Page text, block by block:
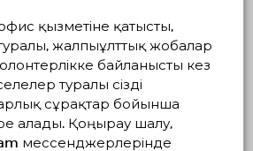
қызметіне қатысты,
жалпыұлттық жобалар
байланысты кез
туралы сізді
сұрақтар бойынша
алады. Қоңырау шалу,
мессенджерлерінде